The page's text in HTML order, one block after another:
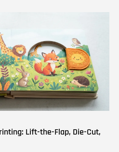
Lift-the-Flap, Die-Cut,